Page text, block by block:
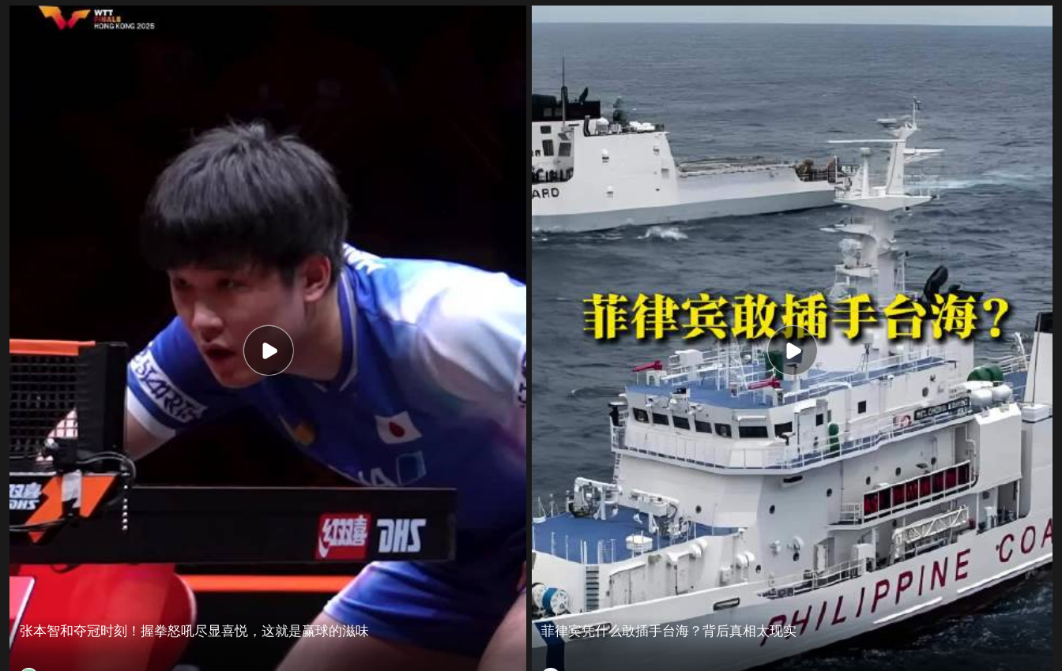
张本智和夺冠时刻！握拳怒吼尽显喜悦，这就是赢球的滋味 菲律宾凭什么敢插手台海？背后真相太现实